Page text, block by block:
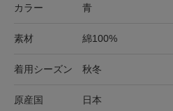
カラー 青
素材 綿100%
着用シーズン 秋冬
原産国 日本